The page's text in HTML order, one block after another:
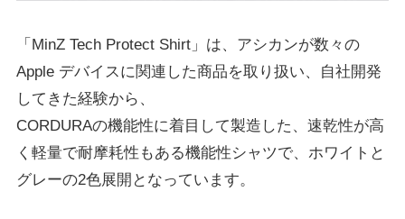
「MinZ Tech Protect Shirt」は、アシカンが数々の
Apple デバイスに関連した商品を取り扱い、自社開発
してきた経験から、
CORDURAの機能性に着目して製造した、速乾性が高
く軽量で耐摩耗性もある機能性シャツで、ホワイトと
グレーの2色展開となっています。